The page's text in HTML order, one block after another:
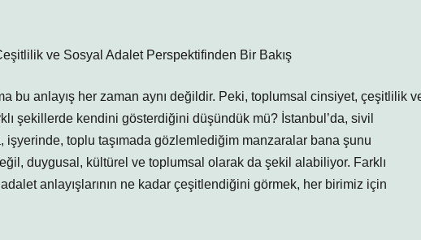
ve Sosyal Adalet Perspektifinden Bir Bakış
bu anlayış her zaman aynı değildir. Peki, toplumsal cinsiyet, çeşitlilik
şekillerde kendini gösterdiğini düşündük mü? İstanbul’da, sivil
işyerinde, toplu taşımada gözlemlediğim manzaralar bana şunu
duygusal, kültürel ve toplumsal olarak da şekil alabiliyor. Farklı
anlayışlarının ne kadar çeşitlendiğini görmek, her birimiz için